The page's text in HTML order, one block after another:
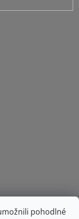
pohodlné